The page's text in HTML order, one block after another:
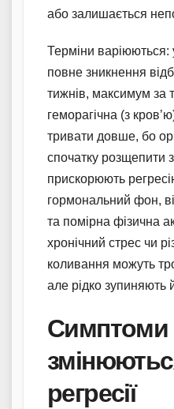
або залишається
Терміни варіюються:
повне зникнення
тижнів, максимум за
геморагічна (з
тривати довше, бо
спочатку розщепити
прискорюють
гормональний фон,
та помірна фізична
хронічний стрес чи
коливання можуть
але рідко зупиняють
Симптоми
регресії